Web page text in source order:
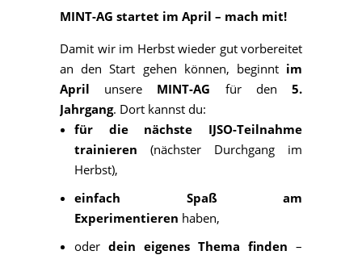
MINT-AG startet im April – mach mit!
Damit wir im Herbst wieder gut vorbereitet
an den Start gehen können, beginnt im
April unsere MINT-AG für den5.
Jahrgang. Dort kannst du:
für die nächste IJSO-Teilnahme
trainieren (nächster Durchgang im
Herbst),
einfach Spaß am
Experimentieren haben,
oder dein eigenes Thema finden –